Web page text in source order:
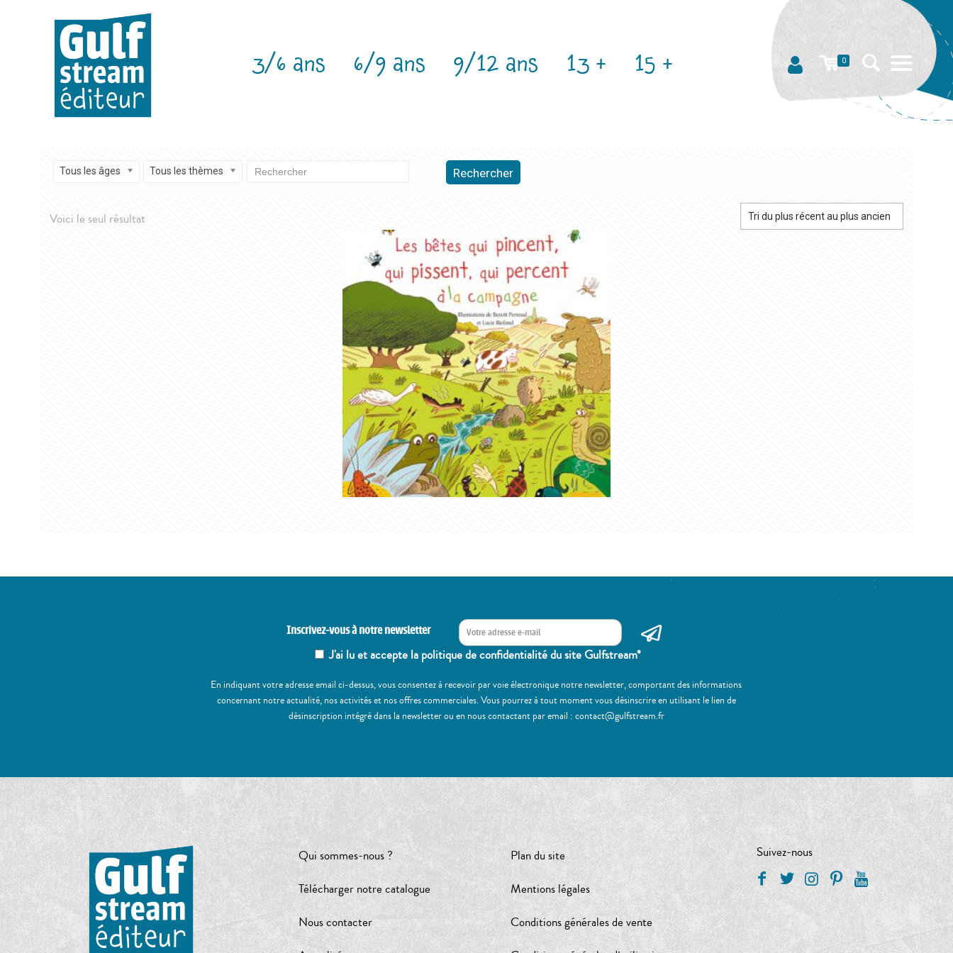
3/6 ans 6/9 ans 9/12 ans 13 + 15 + 0
Tous les âges Tous les thèmes Rechercher
Voici le seul résultat
Inscrivez-vous à notre newsletter
J'ai lu et accepte la politique de confidentialité du site Gulfstream*
En indiquant votre adresse email ci-dessus, vous consentez à recevoir par voie électronique notre newsletter, comportant des informations
concernant notre actualité, nos activités et nos offres commerciales. Vous pourrez à tout moment vous désinscrire en utilisant le lien de
désinscription intégré dans la newsletter ou en nous contactant par email : contact@gulfstream.fr
Qui sommes-nous ?
Télécharger notre catalogue
Nous contacter
Plan du site
Mentions légales
Conditions générales de vente
Suivez-nous